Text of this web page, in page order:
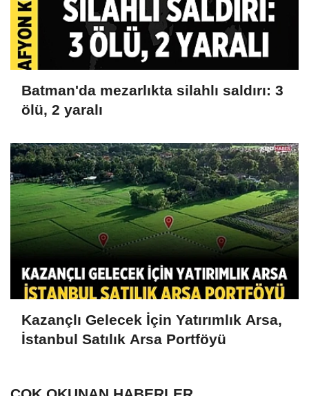
Batman'da mezarlıkta silahlı saldırı: 3
ölü, 2 yaralı
Kazançlı Gelecek İçin Yatırımlık Arsa,
İstanbul Satılık Arsa Portföyü